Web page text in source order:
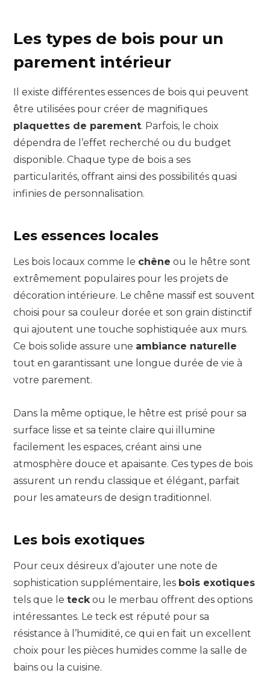
Les types de bois pour un
parement intérieur
Il existe différentes essences de bois qui peuvent
être utilisées pour créer de magnifiques
plaquettes de parement. Parfois, le choix
dépendra de l’effet recherché ou du budget
disponible. Chaque type de bois a ses
particularités, offrant ainsi des possibilités quasi
infinies de personnalisation.
Les essences locales
Les bois locaux comme le chêne ou le hêtre sont
extrêmement populaires pour les projets de
décoration intérieure. Le chêne massif est souvent
choisi pour sa couleur dorée et son grain distinctif
qui ajoutent une touche sophistiquée aux murs.
Ce bois solide assure une ambiance naturelle
tout en garantissant une longue durée de vie à
votre parement.
Dans la même optique, le hêtre est prisé pour sa
surface lisse et sa teinte claire qui illumine
facilement les espaces, créant ainsi une
atmosphère douce et apaisante. Ces types de bois
assurent un rendu classique et élégant, parfait
pour les amateurs de design traditionnel.
Les bois exotiques
Pour ceux désireux d’ajouter une note de
sophistication supplémentaire, les bois exotiques
tels que le teckou le merbau offrent des options
intéressantes. Le teck est réputé pour sa
résistance à l’humidité, ce qui en fait un excellent
choix pour les pièces humides comme la salle de
bains ou la cuisine.